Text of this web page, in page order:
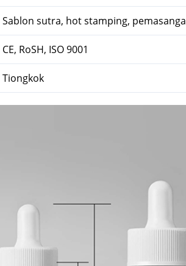
Sablon sutra, hot stamping,
CE, RoSH, ISO 9001
Tiongkok